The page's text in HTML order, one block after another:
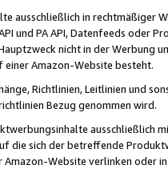
ausschließlich in rechtmäßiger
und PA API, Datenfeeds oder
nicht in der Werbung
Amazon-Website besteht.
Richtlinien, Leitlinien und
Bezug genommen wird.
ausschließlich
die sich der betreffende
Amazon-Website verlinken oder